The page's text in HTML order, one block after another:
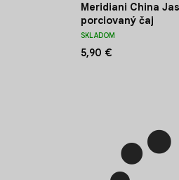
Meridiani China
porciovaný čaj
SKLADOM
5,90 €